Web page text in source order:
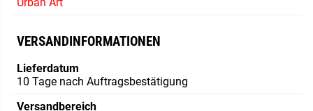
VERSANDINFORMATIONEN
Lieferdatum
10 Tage nach Auftragsbestätigung
Versandbereich